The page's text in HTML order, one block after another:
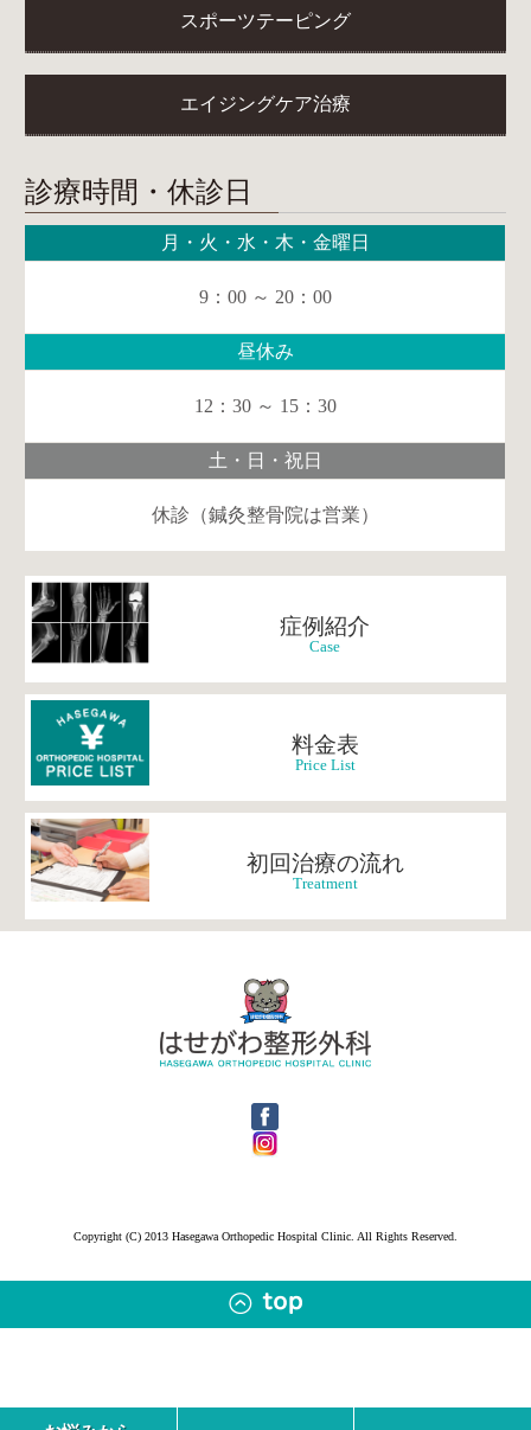
スポーツテーピング
エイジングケア治療
診療時間・休診日
月・火・水・木・金曜日
9：00 ～ 20：00
昼休み
12：30 ～ 15：30
土・日・祝日
休診（鍼灸整骨院は営業）
症例紹介
Case
料金表
Price List
初回治療の流れ
Treatment
Copyright (C) 2013 Hasegawa Orthopedic Hospital Clinic. All Rights Reserved.